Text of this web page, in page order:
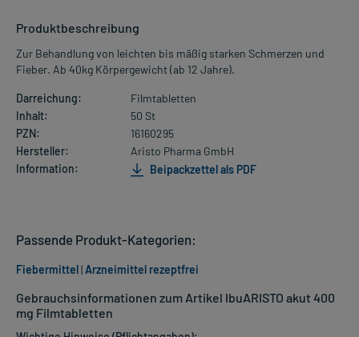
Produktbeschreibung
Zur Behandlung von leichten bis mäßig starken Schmerzen und
Fieber. Ab 40kg Körpergewicht (ab 12 Jahre).
Darreichung:
Filmtabletten
Inhalt:
50 St
PZN:
16160295
Hersteller:
Aristo Pharma GmbH
Information:
Beipackzettel als PDF
Gebrauchsinformationen zum Artikel IbuARISTO akut 400
mg Filmtabletten
Passende Produkt-Kategorien:
Fiebermittel|Arzneimittel rezeptfrei